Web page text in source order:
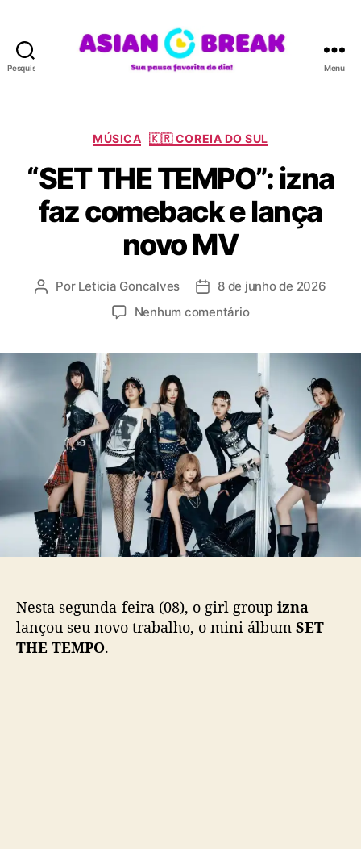
Pesquisar
A
B
R
E
A
K
Menu
C
t
e
g
o
r
i
MÚSICA 🇰🇷 COREIA DO SUL
“SET THE TEMPO”: izna
faz comeback e lança
novo MV
A
r
Por Leticia Goncalves
D
d
b
l
c
a
ç
ã
o
8 de junho de 2026
Nenhum comentárioe
T
T
E
T
E
M
P
O
”
z
n
Nesta segunda-feira (08), o girl group izna
lançou seu novo trabalho, o mini álbum SET
THE TEMPO.